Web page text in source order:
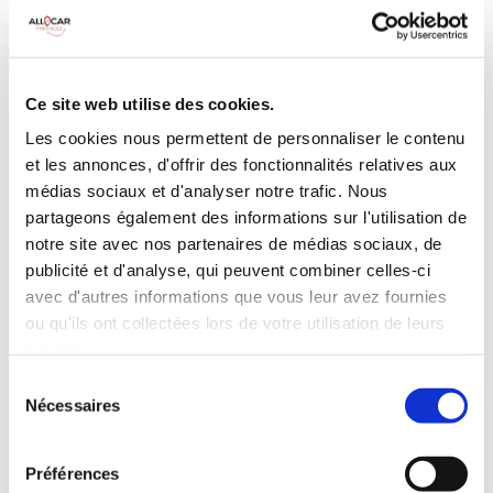
Ce site web utilise des cookies.
Les cookies nous permettent de personnaliser le contenu
et les annonces, d'offrir des fonctionnalités relatives aux
médias sociaux et d'analyser notre trafic. Nous
partageons également des informations sur l'utilisation de
notre site avec nos partenaires de médias sociaux, de
publicité et d'analyse, qui peuvent combiner celles-ci
avec d'autres informations que vous leur avez fournies
ou qu'ils ont collectées lors de votre utilisation de leurs
Nécessaires
Préférences
100 CV
INCLUS À LA LOCATION
Killométrage illimité
Assurance tous risques (hors franchise)
Carburant : plein à rendre plein
CONDITIONS DE LOCATION
Age minimum :20 ans
ASSURANCE